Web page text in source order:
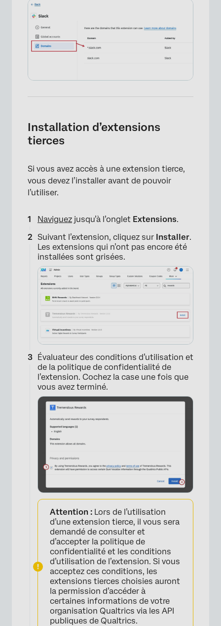
Installation d’extensions
tierces
Si vous avez accès à une extension tierce,
vous devez l’installer avant de pouvoir
l’utiliser.
Naviguez jusqu’à l’onglet Extensions.
Suivant l’extension, cliquez sur Installer.
Les extensions qui n’ont pas encore été
installées sont grisées.
Évaluateur des conditions d’utilisation et
de la politique de confidentialité de
l’extension. Cochez la case une fois que
vous avez terminé.
Attention : Lors de l’utilisation
d’une extension tierce, il vous sera
demandé de consulter et
d’accepter la politique de
confidentialité et les conditions
d’utilisation de l’extension. Si vous
acceptez ces conditions, les
extensions tierces choisies auront
la permission d’accéder à
certaines informations de votre
organisation Qualtrics via les API
publiques de Qualtrics.